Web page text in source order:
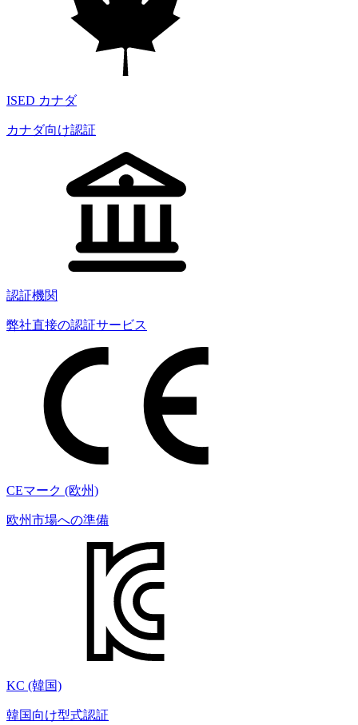
ISED カナダ
カナダ向け認証
認証機関
弊社直接の認証サービス
CEマーク (欧州)
欧州市場への準備
KC (韓国)
韓国向け型式認証